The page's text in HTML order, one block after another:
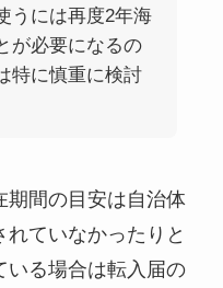
うには再度2年海
が必要になるの
特に慎重に検討
期間の目安は自治体
ていなかったりと
いる場合は転入届の